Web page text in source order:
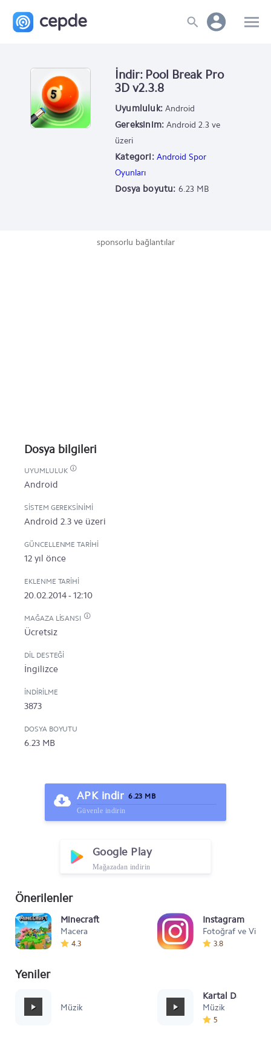
İndir: Pool Break Pro
3D v2.3.8
Uyumluluk: Android
Gereksinim: Android 2.3 ve
üzeri
Kategori: Android Spor
Oyunları
Dosya boyutu: 6.23 MB
sponsorlu bağlantılar
Dosya bilgileri
UYUMLULUK
Android
SISTEM GEREKSINIMI
Android 2.3 ve üzeri
GÜNCELLENME TARIHI
12 yıl önce
EKLENME TARIHI
20.02.2014 - 12:10
MAĞAZA LISANSI
Ücretsiz
DIL DESTEĞI
İngilizce
İNDIRILME
3873
DOSYA BOYUTU
6.23 MB
APK indir 6.23 MB
Güvenle indirin
Google Play
Mağazadan indirin
Önerilenler
Minecraft
Macera
4.3
Instagram
Fotoğraf ve Video
3.8
Yeniler
Müzik
Kartal Dansı
Müzik
5